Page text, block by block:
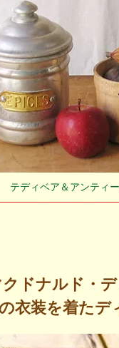
テディベア＆アンティ
ドナルド・
衣装を着たデ